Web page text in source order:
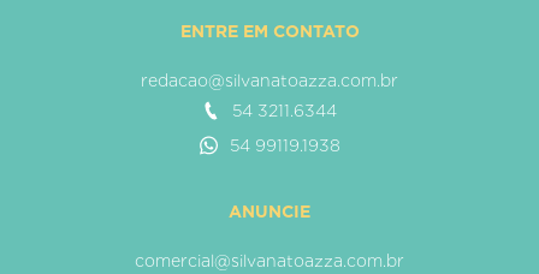
ENTRE EM CONTATO
redacao@silvanatoazza.com.br
54 3211.6344
54 99119.1938
ANUNCIE
comercial@silvanatoazza.com.br